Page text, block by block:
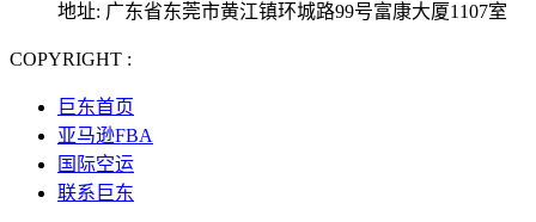
地址: 广东省东莞市黄江镇环城路99号富康大厦1107室
COPYRIGHT :
巨东首页
亚马逊FBA
国际空运
联系巨东